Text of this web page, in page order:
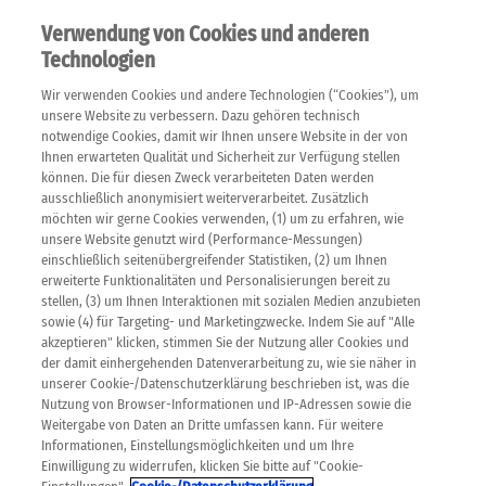
SCHLAGWORTE
GESUNDHEIT
Verwendung von Cookies und anderen
Technologien
Wir verwenden Cookies und andere Technologien (“Cookies”), um
unsere Website zu verbessern. Dazu gehören technisch
notwendige Cookies, damit wir Ihnen unsere Website in der von
Ihnen erwarteten Qualität und Sicherheit zur Verfügung stellen
können. Die für diesen Zweck verarbeiteten Daten werden
ausschließlich anonymisiert weiterverarbeitet. Zusätzlich
möchten wir gerne Cookies verwenden, (1) um zu erfahren, wie
unsere Website genutzt wird (Performance-Messungen)
einschließlich seitenübergreifender Statistiken, (2) um Ihnen
erweiterte Funktionalitäten und Personalisierungen bereit zu
stellen, (3) um Ihnen Interaktionen mit sozialen Medien anzubieten
sowie (4) für Targeting- und Marketingzwecke. Indem Sie auf "Alle
akzeptieren" klicken, stimmen Sie der Nutzung aller Cookies und
der damit einhergehenden Datenverarbeitung zu, wie sie näher in
unserer Cookie-/Datenschutzerklärung beschrieben ist, was die
Nutzung von Browser-Informationen und IP-Adressen sowie die
Weitergabe von Daten an Dritte umfassen kann. Für weitere
Informationen, Einstellungsmöglichkeiten und um Ihre
Einwilligung zu widerrufen, klicken Sie bitte auf "Cookie-